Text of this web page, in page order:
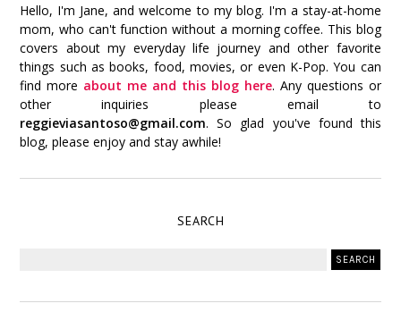
Hello, I'm Jane, and welcome to my blog. I'm a stay-at-home
mom, who can't function without a morning coffee. This blog
covers about my everyday life journey and other favorite
things such as books, food, movies, or even K-Pop. You can
find more about me and this blog here. Any questions or
other inquiries please email to
reggieviasantoso@gmail.com. So glad you've found this
blog, please enjoy and stay awhile!
SEARCH